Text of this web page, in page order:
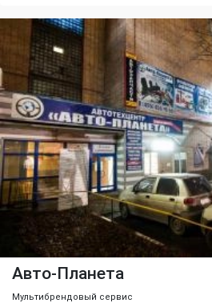
Авто-Планета
Мультибрендовый сервис